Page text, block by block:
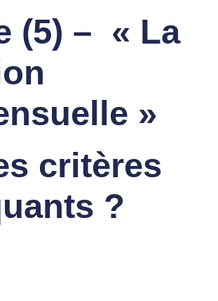
(5) – « La
»
critères
?